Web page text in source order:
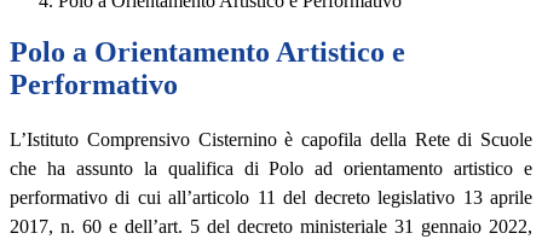
Polo a Orientamento Artistico e
Performativo
L’Istituto Comprensivo Cisternino è capofila della Rete di Scuole
che ha assunto la qualifica di Polo ad orientamento artistico e
performativo di cui all’articolo 11 del decreto legislativo 13 aprile
2017, n. 60 e dell’art. 5 del decreto ministeriale 31 gennaio 2022,